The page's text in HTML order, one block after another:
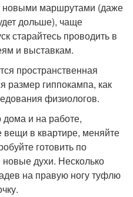
новыми маршрутами (даже
дольше), чаще
старайтесь проводить в
и выставкам.
пространственная
размер гиппокампа, как
физиологов.
и на работе,
вещи в квартире, меняйте
готовить по
духи. Несколько
на правую ногу туфлю